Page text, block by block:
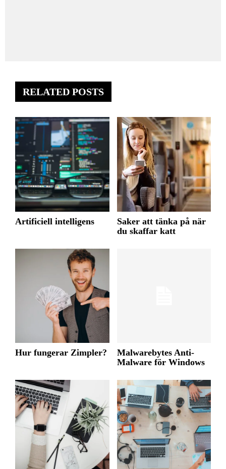
RELATED POSTS
Artificiell intelligens
Saker att tänka på när
du skaffar katt
Hur fungerar Zimpler?
Malwarebytes Anti-
Malware för Windows